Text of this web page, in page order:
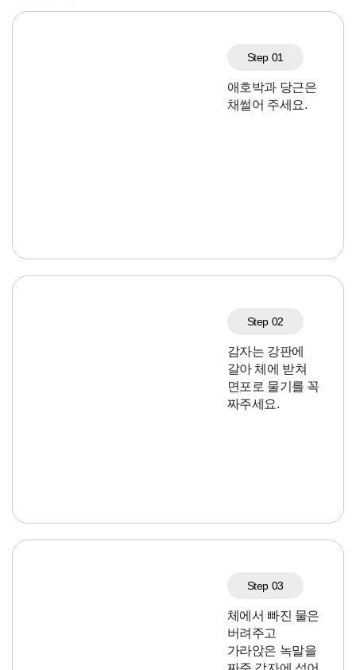
Step 01
애호박과 당근은
채썰어 주세요.
Step 02
감자는 강판에
갈아 체에 받쳐
면포로 물기를 꼭
짜주세요.
Step 03
체에서 빠진 물은
버려주고
가라앉은 녹말을